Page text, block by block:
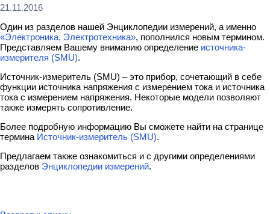
21.11.2016
Один из разделов нашей Энциклопедии измерений, а именно
«Электроника, Электротехника», пополнился новым термином.
Представляем Вашему вниманию определение источника-
измерителя (SMU).
Источник-измеритель (SMU) – это прибор, сочетающий в себе
функции источника напряжения с измерением тока и источника
тока с измерением напряжения. Некоторые модели позволяют
также измерять сопротивление.
Более подробную информацию Вы сможете найти на странице
термина Источник-измеритель (SMU).
Предлагаем также ознакомиться и с другими определениями
разделов Энциклопедии измерений.